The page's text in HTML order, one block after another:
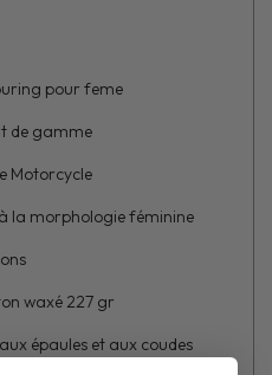
pour feme
de gamme
Motorcycle
la morphologie féminine
waxé 227 gr
épaules et aux coudes